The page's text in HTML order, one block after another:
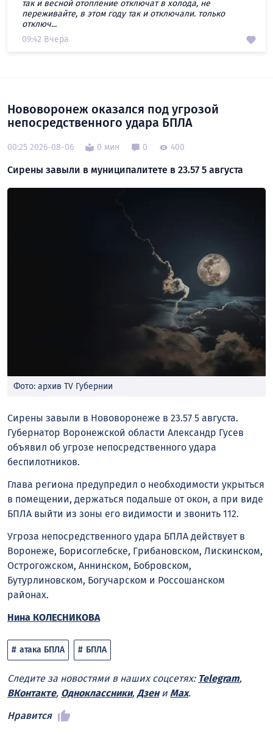
так и весной отопление отключат в холода, не
переживайте, в этом году так и отключали. только
отключ...
09:42 Вчера
Нововоронеж оказался под угрозой
непосредственного удара БПЛА
00:25 2026-08-06 0 мин 0 400
Сирены завыли в муниципалитете в 23.57 5 августа
Фото: архив TV Губернии
Сирены завыли в Нововоронеже в 23.57 5 августа.
Губернатор Воронежской области Александр Гусев
объявил об угрозе непосредственного удара
беспилотников.
Глава региона предупредил о необходимости укрыться
в помещении, держаться подальше от окон, а при виде
БПЛА выйти из зоны его видимости и звонить 112.
Угроза непосредственного удара БПЛА действует в
Воронеже, Борисоглебске, Грибановском, Лискинском,
Острогожском, Аннинском, Бобровском,
Бутурлиновском, Богучарском и Россошанском
районах.
Нина КОЛЕСНИКОВА
атака БПЛА БПЛА
Следите за новостями в наших соцсетях: Telegram,
ВКонтакте, Одноклассники, Дзени Max.
Нравится